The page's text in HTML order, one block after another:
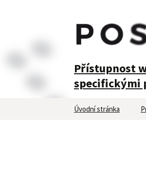
Přístupnost
specifickými
Přejít
Úvodní stránka